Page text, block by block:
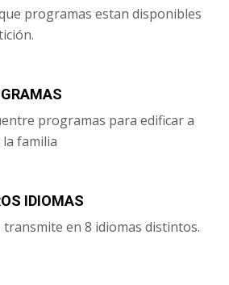
programas estan disponibles
programas para edificar a
familia
IDIOMAS
transmite en 8 idiomas distintos.